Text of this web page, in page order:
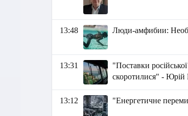
13:48 Люди-амфибии:
13:31
"Поставки
скоротилися" - Юрій
13:12 "Енергетичне